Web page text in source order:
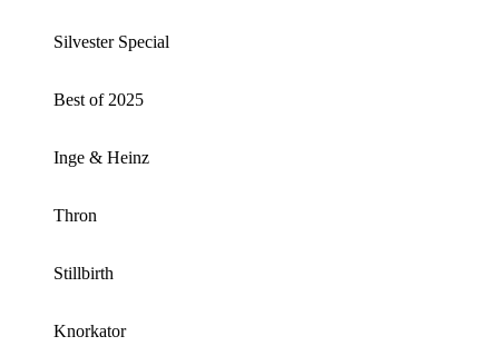
Silvester Special
Best of 2025
Inge & Heinz
Thron
Stillbirth
Knorkator